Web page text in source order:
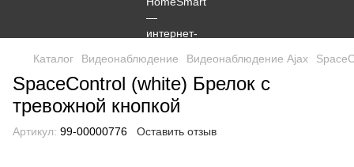
Каталог Видеонаблюдение Видеонаблюдение Ajax
SpaceControl (white) Брелок с
тревожной кнопкой
Артикул: 99-00000776 Оставить отзыв